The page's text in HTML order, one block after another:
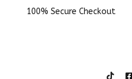
100% Secure Checkout